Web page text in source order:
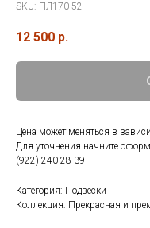
SKU: ПЛ170-52
12 500 р.
Цена может меняться в
Для уточнения начните
(922) 240-28-39
Категория: Подвески
Коллекция: Прекрасная и